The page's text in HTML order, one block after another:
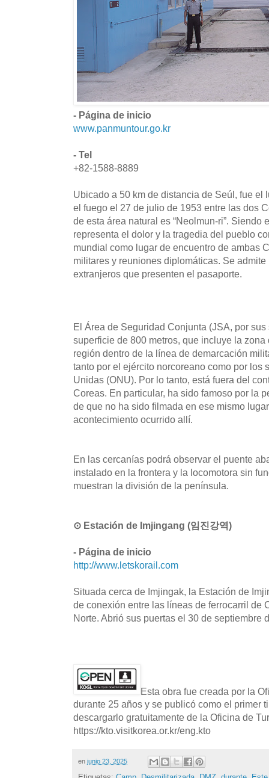
- Página de inicio
www.panmuntour.go.kr
- Tel
+82-1588-8889
Ubicado a 50 km de distancia de Seúl, fue el
el fuego el 27 de julio de 1953 entre las dos
de esta área natural es “Neolmun-ri”. Siendo
representa el dolor y la tragedia del pueblo
mundial como lugar de encuentro de ambas
militares y reuniones diplomáticas. Se
extranjeros que presenten el pasaporte.
El Área de Seguridad Conjunta (JSA, por
superficie de 800 metros, que incluye la
región dentro de la línea de demarcación
tanto por el ejército norcoreano como por los
Unidas (ONU). Por lo tanto, está fuera del
Coreas. En particular, ha sido famoso por la
de que no ha sido filmada en ese mismo
acontecimiento ocurrido allí.
En las cercanías podrá observar el puente
instalado en la frontera y la locomotora sin
muestran la división de la península.
⊙ Estación de Imjingang (임진강역)
- Página de inicio
http://www.letskorail.com
Situada cerca de Imjingak, la Estación de
de conexión entre las líneas de ferrocarril de
Norte. Abrió sus puertas el 30 de septiembre
Esta obra fue creada por la
durante 25 años y se publicó como el primer
descargarlo gratuitamente de la Oficina de
https://kto.visitkorea.or.kr/eng.kto
en junio 23, 2025